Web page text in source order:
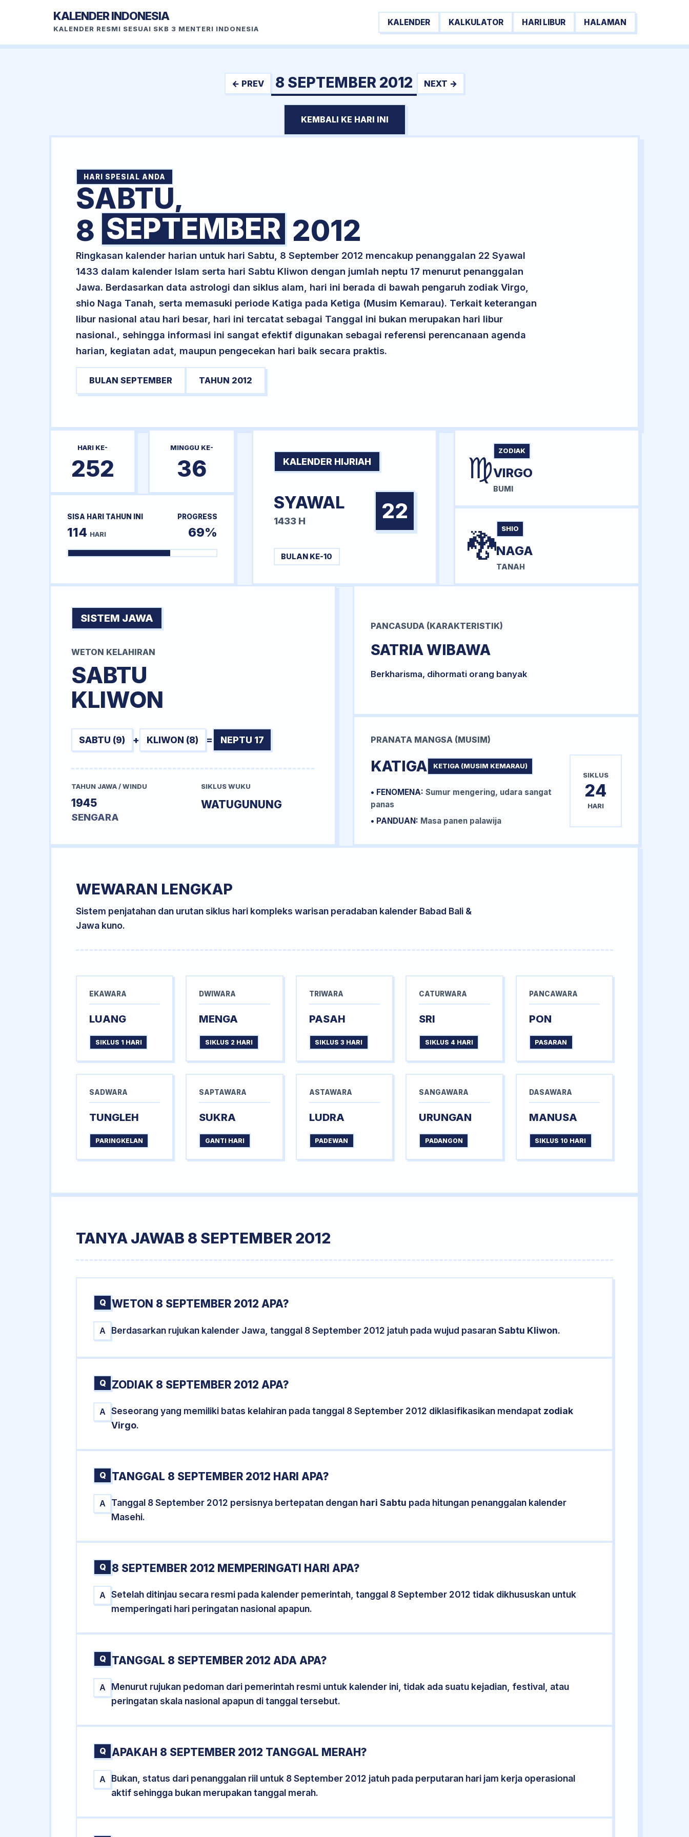
KALENDER INDONESIA
KALENDER RESMI SESUAI SKB 3 MENTERI INDONESIA
KALENDER KALKULATOR HARI LIBUR HALAMAN
← PREV 8 SEPTEMBER 2012 NEXT →
KEMBALI KE HARI INI
HARI SPESIAL ANDA
SABTU,
8 SEPTEMBER 2012
Ringkasan kalender harian untuk hari Sabtu, 8 September 2012 mencakup penanggalan 22 Syawal
1433 dalam kalender Islam serta hari Sabtu Kliwon dengan jumlah neptu 17 menurut penanggalan
Jawa. Berdasarkan data astrologi dan siklus alam, hari ini berada di bawah pengaruh zodiak Virgo,
shio Naga Tanah, serta memasuki periode Katiga pada Ketiga (Musim Kemarau). Terkait keterangan
libur nasional atau hari besar, hari ini tercatat sebagai Tanggal ini bukan merupakan hari libur
nasional., sehingga informasi ini sangat efektif digunakan sebagai referensi perencanaan agenda
harian, kegiatan adat, maupun pengecekan hari baik secara praktis.
BULAN SEPTEMBER TAHUN 2012
HARI KE-
252
MINGGU KE-
36
SISA HARI TAHUN INI
114 HARI
PROGRESS
69%
KALENDER HIJRIAH
SYAWAL
1433 H 22
BULAN KE-10
♍ ZODIAK
VIRGO
BUMI
🐉 SHIO
NAGA
TANAH
SISTEM JAWA
WETON KELAHIRAN
SABTU
KLIWON
SABTU (9) + KLIWON (8) = NEPTU 17
TAHUN JAWA / WINDU
1945
SENGARA
SIKLUS WUKU
WATUGUNUNG
PANCASUDA (KARAKTERISTIK)
SATRIA WIBAWA
Berkharisma, dihormati orang banyak
PRANATA MANGSA (MUSIM)
KATIGA KETIGA (MUSIM KEMARAU)
• FENOMENA: Sumur mengering, udara sangat
panas
• PANDUAN: Masa panen palawija
SIKLUS
24
HARI
WEWARAN LENGKAP
Sistem penjatahan dan urutan siklus hari kompleks warisan peradaban kalender Babad Bali &
Jawa kuno.
EKAWARA
LUANG
SIKLUS 1 HARI
DWIWARA
MENGA
SIKLUS 2 HARI
TRIWARA
PASAH
SIKLUS 3 HARI
CATURWARA
SRI
SIKLUS 4 HARI
PANCAWARA
PON
PASARAN
SADWARA
TUNGLEH
PARINGKELAN
SAPTAWARA
SUKRA
GANTI HARI
ASTAWARA
LUDRA
PADEWAN
SANGAWARA
URUNGAN
PADANGON
DASAWARA
MANUSA
SIKLUS 10 HARI
TANYA JAWAB 8 SEPTEMBER 2012
Q WETON 8 SEPTEMBER 2012 APA?
A Berdasarkan rujukan kalender Jawa, tanggal 8 September 2012 jatuh pada wujud pasaranSabtu Kliwon.
Q ZODIAK 8 SEPTEMBER 2012 APA?
A Seseorang yang memiliki batas kelahiran pada tanggal 8 September 2012 diklasifikasikan mendapat zodiak
Virgo.
Q TANGGAL 8 SEPTEMBER 2012 HARI APA?
A Tanggal 8 September 2012 persisnya bertepatan dengan hari Sabtu pada hitungan penanggalan kalender
Masehi.
Q 8 SEPTEMBER 2012 MEMPERINGATI HARI APA?
A Setelah ditinjau secara resmi pada kalender pemerintah, tanggal 8 September 2012 tidak dikhususkan untuk
memperingati hari peringatan nasional apapun.
Q TANGGAL 8 SEPTEMBER 2012 ADA APA?
A
Menurut rujukan pedoman dari pemerintah resmi untuk kalender ini, tidak ada suatu kejadian, festival, atau
peringatan skala nasional apapun di tanggal tersebut.
Q APAKAH 8 SEPTEMBER 2012 TANGGAL MERAH?
A
Bukan, status dari penanggalan riil untuk 8 September 2012 jatuh pada perputaran hari jam kerja operasional
aktif sehingga bukan merupakan tanggal merah.